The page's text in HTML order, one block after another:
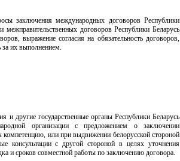
заключения международных договоров Республики
межправительственных договоров Республики Беларусь
выражение согласия на обязательность договоров,
за их выполнением.
и другие государственные органы Республики Беларусь
организации с предложением о заключении
или при выдвижении белорусской стороной
консультации с другой стороной в целях уточнения
и сроков совместной работы по заключению договора.